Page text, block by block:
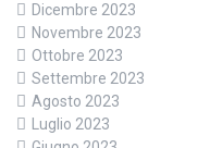
Dicembre 2023
Novembre 2023
Ottobre 2023
Settembre 2023
Agosto 2023
Luglio 2023